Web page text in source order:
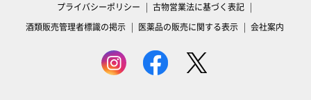
プライバシーポリシー
古物営業法に基づく表記
酒類販売管理者標識の掲示
医薬品の販売に関する表示 会社案内